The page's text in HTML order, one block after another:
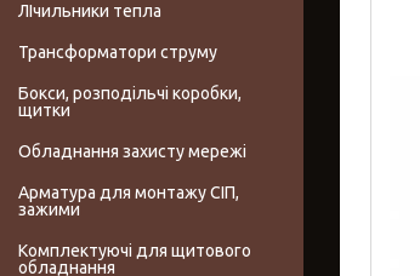
ЛІчильники тепла
Трансформатори струму
Бокси, розподільчі коробки,
щитки
Обладнання захисту мережі
Арматура для монтажу СІП,
зажими
Комплектуючі для щитового
обладнання